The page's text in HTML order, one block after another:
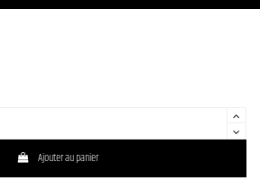
Ajouter au panier